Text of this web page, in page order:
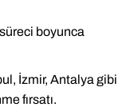
boyunca
İzmir, Antalya gibi
fırsatı.